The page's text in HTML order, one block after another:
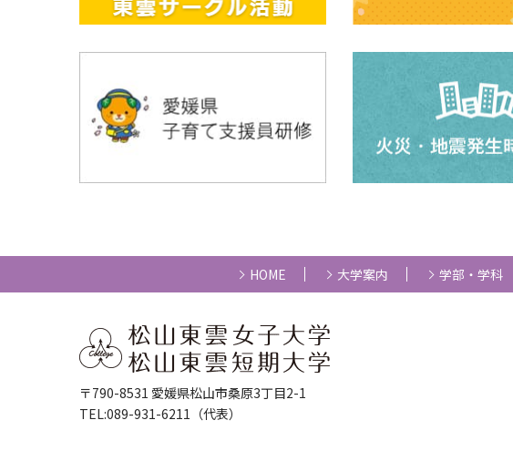
HOME 大学案内 学部・学科
〒790-8531 愛媛県松山市桑原3丁目2-1
TEL:089-931-6211（代表）